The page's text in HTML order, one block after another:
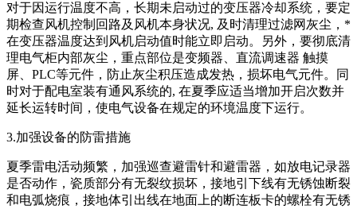
对于因运行温度不高，长期未启动过的变压器冷却系统，要定
期检查风机控制回路及风机本身状况, 及时清理过滤网灰尘，*
在变压器温度达到风机启动值时能立即启动。另外，要彻底清
理电气柜内部灰尘，重点部位是变频器、直流调速器 触摸
屏、PLC等元件，防止灰尘积压造成发热，损坏电气元件。同
时对于配电室装有通风系统的, 在夏季应适当增加开启次数并
延长运转时间，使电气设备在规定的环境温度下运行。
3.加强设备的防雷措施
夏季雷电活动频繁，加强巡查避雷针和避雷器，如放电记录器
是否动作，瓷质部分有无裂纹损坏，接地引下线有无锈蚀断裂
和电弧烧痕，接地体引出线在地面上的断连板卡的螺栓有无锈